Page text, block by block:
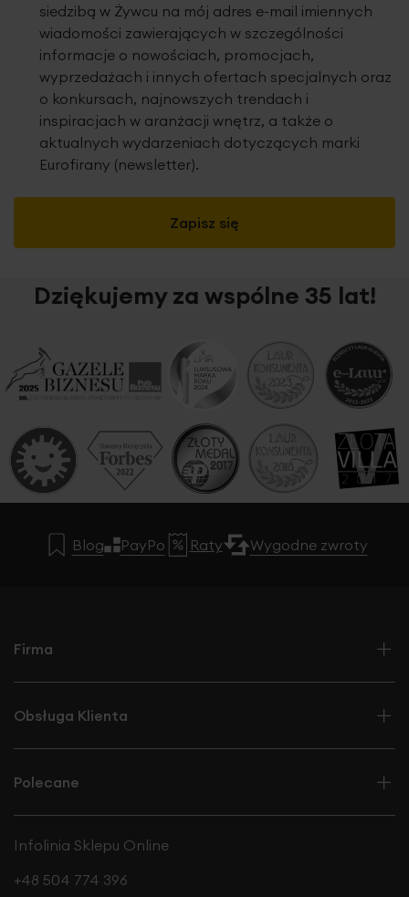
Zapisz się
siedzibą w Żywcu na mój adres e-mail imiennych
wiadomości zawierających w szczególności
informacje o nowościach, promocjach,
wyprzedażach i innych ofertach specjalnych oraz
o konkursach, najnowszych trendach i
inspiracjach w aranżacji wnętrz, a także o
aktualnych wydarzeniach dotyczących marki
Eurofirany (newsletter).
Dziękujemy za wspólne 35 lat!
Blog PayPo Raty Wygodne zwroty
Firma
Obsługa Klienta
Polecane
Infolinia Sklepu Online
+48 504 774 396